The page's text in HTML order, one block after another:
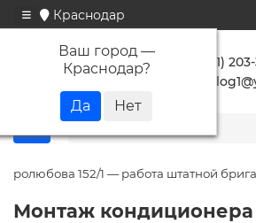
Краснодар
Ваш город —
Краснодар?
+7 (861)
152/1 — работа штатной
Монтаж кондиционера